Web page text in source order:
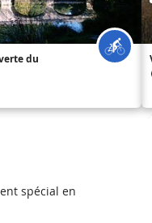
du
spécial en